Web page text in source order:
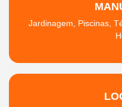
Jardinagem, Piscinas,